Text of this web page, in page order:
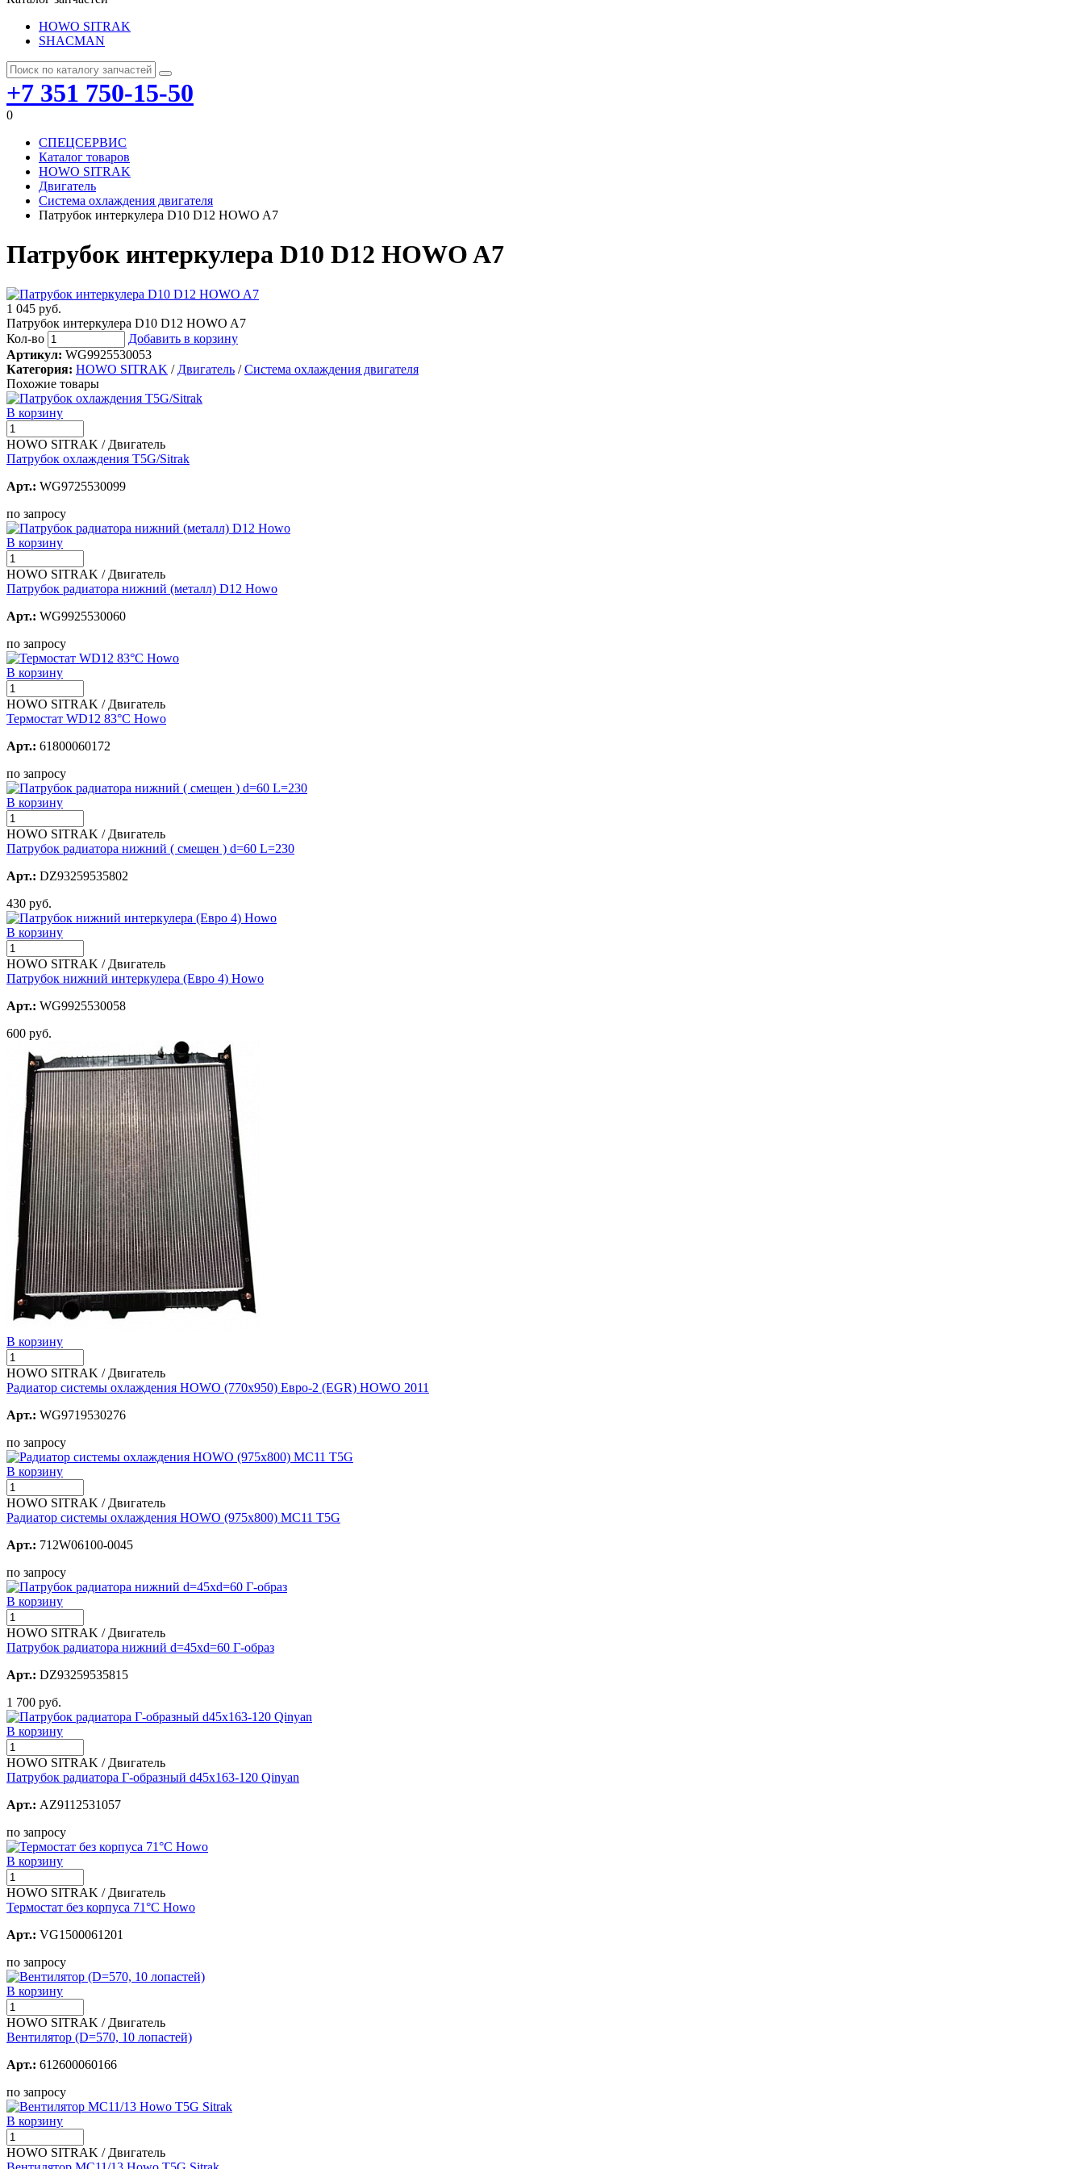
HOWO SITRAK
SHACMAN
+7 351 750-15-50
0
СПЕЦСЕРВИС
Каталог товаров
HOWO SITRAK
Двигатель
Система охлаждения двигателя
Патрубок интеркулера D10 D12 HOWO A7
Патрубок интеркулера D10 D12 HOWO A7
1 045 руб.
Патрубок интеркулера D10 D12 HOWO A7
Кол-во
Добавить в корзину
Артикул: WG9925530053
Категория: HOWO SITRAK / Двигатель /Система охлаждения двигателя
Похожие товары
В корзину
HOWO SITRAK / Двигатель
Патрубок охлаждения T5G/Sitrak
Арт.: WG9725530099
по запросу
В корзину
HOWO SITRAK / Двигатель
Патрубок радиатора нижний (металл) D12 Howo
Арт.: WG9925530060
по запросу
В корзину
HOWO SITRAK / Двигатель
Термостат WD12 83°C Howo
Арт.: 61800060172
по запросу
В корзину
HOWO SITRAK / Двигатель
Патрубок радиатора нижний ( смещен ) d=60 L=230
Арт.: DZ93259535802
430 руб.
В корзину
HOWO SITRAK / Двигатель
Патрубок нижний интеркулера (Евро 4) Howo
Арт.: WG9925530058
600 руб.
В корзину
HOWO SITRAK / Двигатель
Радиатор системы охлаждения HOWO (770х950) Евро-2 (EGR) HOWO 2011
Арт.: WG9719530276
по запросу
В корзину
HOWO SITRAK / Двигатель
Радиатор системы охлаждения HOWO (975х800) MC11 T5G
Арт.: 712W06100-0045
по запросу
В корзину
HOWO SITRAK / Двигатель
Патрубок радиатора нижний d=45хd=60 Г-образ
Арт.: DZ93259535815
1 700 руб.
В корзину
HOWO SITRAK / Двигатель
Патрубок радиатора Г-образный d45x163-120 Qinyan
Арт.: AZ9112531057
по запросу
В корзину
HOWO SITRAK / Двигатель
Термостат без корпуса 71°C Howo
Арт.: VG1500061201
по запросу
В корзину
HOWO SITRAK / Двигатель
Вентилятор (D=570, 10 лопастей)
Арт.: 612600060166
по запросу
В корзину
HOWO SITRAK / Двигатель